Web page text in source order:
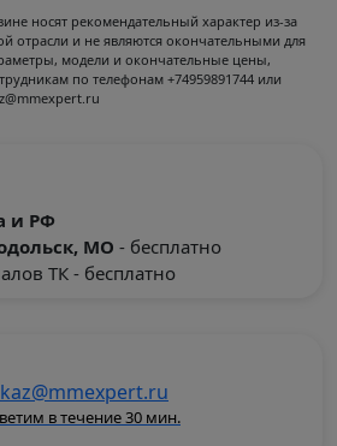
носят рекомендательный характер из-за
отрасли и не являются окончательными для
модели и окончательные цены,
по телефонам +74959891744 или
и РФ
МО - бесплатно
ТК - бесплатно
в течение 30 мин.